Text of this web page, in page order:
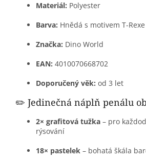
Materiál: Polyester
Barva: Hnědá s motivem T-Rexe
Značka: Dino World
EAN: 4010070668702
Doporučený věk: od 3 let
✏️ Jedinečná náplň penálu
2× grafitová tužka – pro
rýsování
18× pastelek – bohatá škála